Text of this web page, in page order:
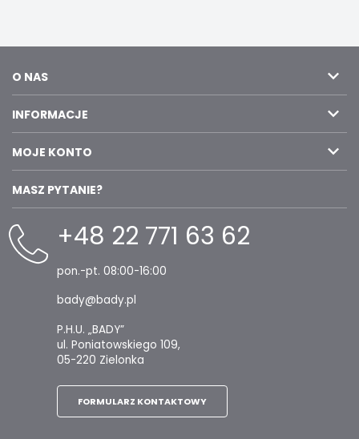
O NAS
INFORMACJE
MOJE KONTO
MASZ PYTANIE?
+48 22 771 63 62
pon.-pt. 08:00-16:00
bady@bady.pl
P.H.U. „BADY”
ul. Poniatowskiego 109,
05-220 Zielonka
FORMULARZ KONTAKTOWY